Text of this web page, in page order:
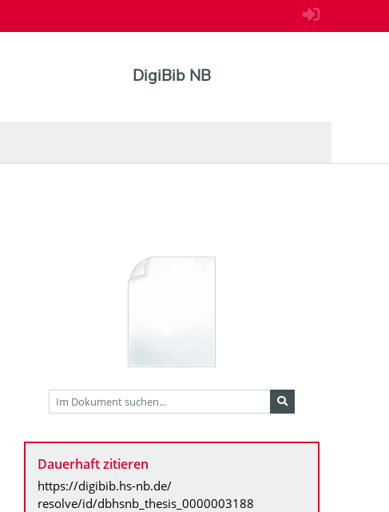
DigiBib NB
Dauerhaft zitieren
https://digibib.hs-nb.de/
resolve/id/dbhsnb_thesis_0000003188